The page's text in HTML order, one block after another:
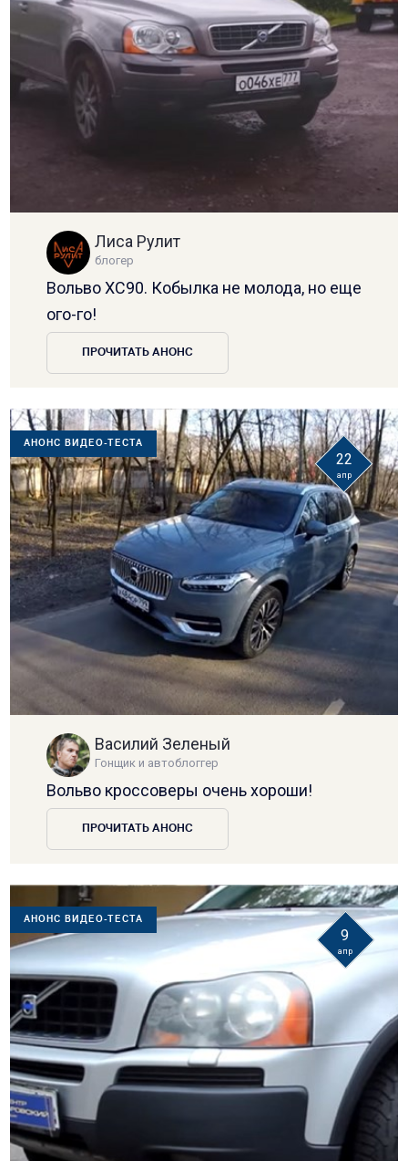
Лиса Рулит
блогер
Вольво XC90. Кобылка не молода, но еще
ого-го!
ПРОЧИТАТЬ АНОНС
АНОНС ВИДЕО-ТЕСТА
22
апр
Василий Зеленый
Гонщик и автоблоггер
Вольво кроссоверы очень хороши!
ПРОЧИТАТЬ АНОНС
АНОНС ВИДЕО-ТЕСТА
9
апр